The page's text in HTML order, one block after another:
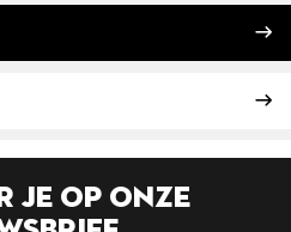
je op onze